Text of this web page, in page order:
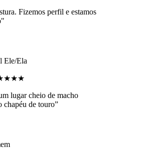
Fizemos perfil e estamos
Ele/Ela
lugar cheio de macho
chapéu de touro”